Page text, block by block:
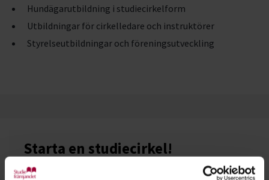
Hundägarutbildning i studiecirkelform
Utbildningar för cirkelledare och instruktörer
Styrelseutbildningar och föreningsutveckling
Starta en studiecirkel!
Lär dig tillsammans med andra genom att starta en